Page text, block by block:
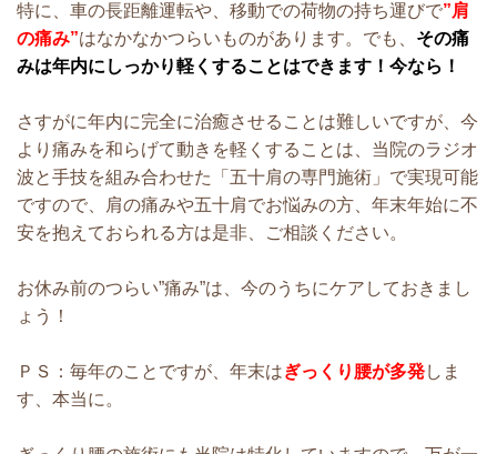
特に、車の長距離運転や、移動での荷物の持ち運びで”肩
の痛み”はなかなかつらいものがあります。でも、 その痛
みは年内にしっかり軽くすることはできます！今なら！
さすがに年内に完全に治癒させることは難しいですが、今
より痛みを和らげて動きを軽くすることは、当院のラジオ
波と手技を組み合わせた「五十肩の専門施術」で実現可能
ですので、肩の痛みや五十肩でお悩みの方、年末年始に不
安を抱えておられる方は是非、ご相談ください。
お休み前のつらい”痛み”は、今のうちにケアしておきまし
ょう！
ＰＳ：毎年のことですが、年末はぎっくり腰が多発しま
す、本当に。